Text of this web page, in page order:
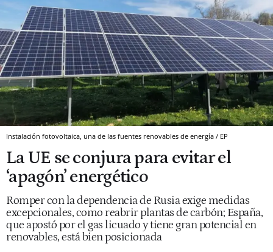
Instalación fotovoltaica, una de las fuentes renovables de energía / EP
La UE se conjura para evitar el
‘apagón’ energético
Romper con la dependencia de Rusia exige medidas
excepcionales, como reabrir plantas de carbón; España,
que apostó por el gas licuado y tiene gran potencial en
renovables, está bien posicionada